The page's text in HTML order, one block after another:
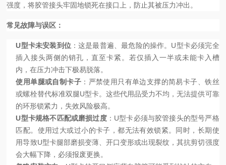
强度，将胶管接头牢固地锁死在接口上，防止其被压力冲出。
常见故障与误区：
U型卡未安装到位：这是最普遍、最危险的操作。U型卡必须完全
插入接头两侧的销孔，直至卡紧。若仅插入一半或未能卡入槽
内，在压力冲击下极易脱落。
使用单腿或自制卡子 ：严禁使用只有单边支撑的简易卡子、铁丝
或螺栓替代标准双腿U型卡。这些代用品受力不均，无法提供可靠
的环形锁紧力，失效风险极高。
U型卡规格不匹配或磨损过度：U型卡必须与胶管接头的型号严格
匹配。使用过大或过小的卡子，都无法有效锁紧。同时，长期使
用导致U型卡腿部磨损变薄、开口变形或出现裂纹，其抗剪切强度
会大幅下降，必须报废更换。